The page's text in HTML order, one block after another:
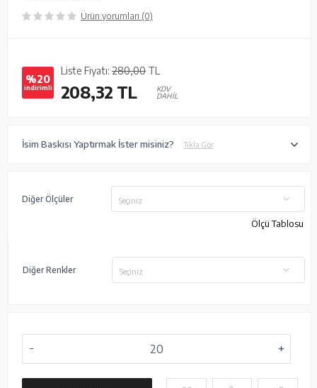
Ürün yorumları (0)
%20
indirimli
Liste Fiyatı: 280,00 TL
208,32 TL
KDV
DAHİL
İsim Baskısı Yaptırmak İster misiniz? Tıkla Gör
Diğer Ölçüler Seçiniz
Ölçü Tablosu
Diğer Renkler Seçiniz